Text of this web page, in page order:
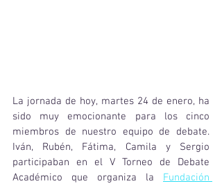
La jornada de hoy, martes 24 de enero, ha
sido muy emocionante para los cinco
miembros de nuestro equipo de debate.
Iván, Rubén, Fátima, Camila y Sergio
participaban en el V Torneo de Debate
Académico que organiza la Fundación